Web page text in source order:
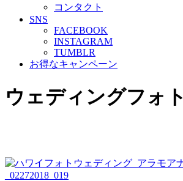
コンタクト
SNS
FACEBOOK
INSTAGRAM
TUMBLR
お得なキャンペーン
ウェディングフォト